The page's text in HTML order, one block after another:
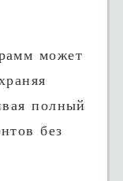
может
полный
без